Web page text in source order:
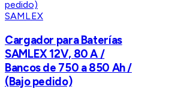
SAMLEX
Cargador para Baterías
SAMLEX 12V, 80 A /
Bancos de 750 a 850 Ah /
(Bajo pedido)